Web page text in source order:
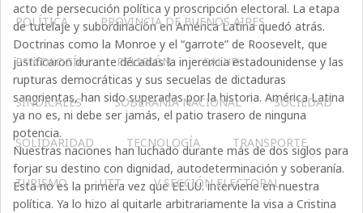
POLÍTICA PROVINCIA DE BUENOS AIRES
PSICOLOGÍA RELIGIÓN SALUD
SINDICALES SOBERANÍA NACIONAL SOCIEDAD
SOLIDARIDAD TECNOLOGÍA TRANSPORTE
TURISMO UTT V SECCIÓN ELECTORAL
acto de persecución política y proscripción electoral. La etapa
de tutelaje y subordinación en América Latina quedó atrás.
Doctrinas como la Monroe y el “garrote” de Roosevelt, que
justificaron durante décadas la injerencia estadounidense y las
rupturas democráticas y sus secuelas de dictaduras
sangrientas, han sido superadas por la historia. América Latina
ya no es, ni debe ser jamás, el patio trasero de ninguna
potencia.
Nuestras naciones han luchado durante más de dos siglos para
forjar su destino con dignidad, autodeterminación y soberanía.
Esta no es la primera vez que EE.UU. interviene en nuestra
política. Ya lo hizo al quitarle arbitrariamente la visa a Cristina